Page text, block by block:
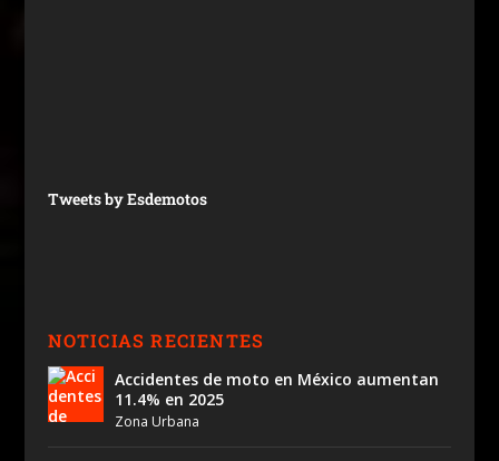
Tweets by Esdemotos
NOTICIAS RECIENTES
Accidentes de moto en México aumentan
11.4% en 2025
Zona Urbana